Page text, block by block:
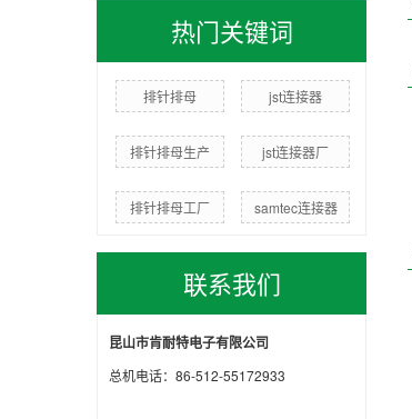
热门关键词
排针排母 jst连接器
排针排母生产 jst连接器厂
排针排母工厂 samtec连接器
联系我们
昆山市肯耐特电子有限公司
总机电话：86-512-55172933